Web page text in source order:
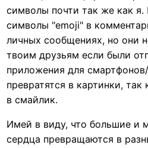
символы почти так же как я.
символы "emoji" в
личных сообщениях, но они
твоим друзьям если были
приложения для
превратятся в картинки,
в смайлик.
Имей в виду, что большие и
сердца превращаются в